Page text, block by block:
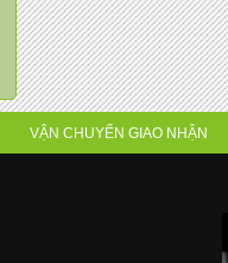
VẬN CHUYỂN GIAO NHẬN